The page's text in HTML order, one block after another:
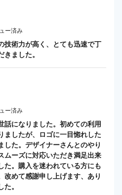
ー済み
技術力が高く、とても迅速で丁
ました。
ー済み
話になりました。初めての利用
ましたが、ロゴに一目惚れした
した。デザイナーさんとのやり
ムーズに対応いただき満足出来
た。購入を迷われている方にも
改めて感謝申し上げます、あり
。